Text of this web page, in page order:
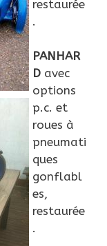
restaurée
.
PANHAR
D avec
options
p.c. et
roues à
pneumati
ques
gonflabl
es,
restaurée
.